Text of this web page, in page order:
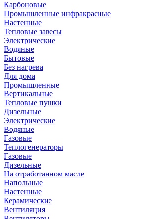
Карбоновые
Промышленные инфракрасные
Настенные
Тепловые завесы
Электрические
Водяные
Бытовые
Без нагрева
Для дома
Промышленные
Вертикальные
Тепловые пушки
Дизельные
Электрические
Водяные
Газовые
Теплогенераторы
Газовые
Дизельные
На отработанном масле
Напольные
Настенные
Керамические
Вентиляция